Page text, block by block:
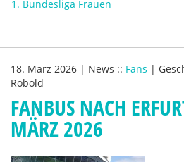
1. Bundesliga Frauen
18. März 2026 | News :: Fans |
Robold
FANBUS NACH
MÄRZ 2026